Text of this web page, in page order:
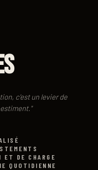
c'est un levier de
ET DE CHARGE
QUOTIDIENNE